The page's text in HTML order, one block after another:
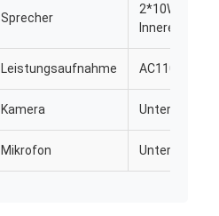
Sprecher
2*10W
Inneren
Leistungsaufnahme AC110V bis
Kamera Unterstützt
Mikrofon Unterstützt